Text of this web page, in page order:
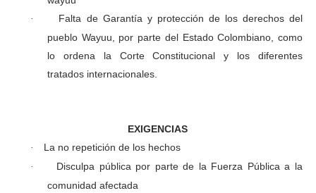
·
Falta de Garantía y protección de los derechos del
pueblo Wayuu, por parte del Estado Colombiano, como
lo ordena la Corte Constitucional y los diferentes
tratados internacionales.
EXIGENCIAS
· La no repetición de los hechos
·
Disculpa pública por parte de la Fuerza Pública a la
comunidad afectada